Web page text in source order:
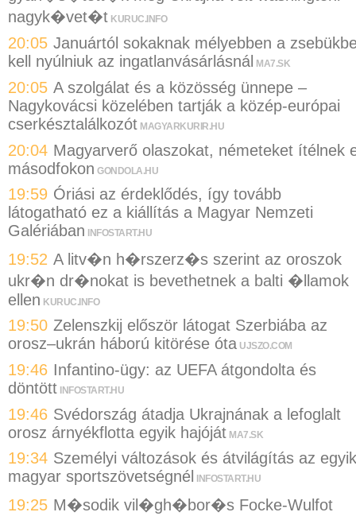
nagyk�vet�t KURUC.INFO
20:05 Januártól sokaknak mélyebben a
kell nyúlniuk az ingatlanvásárlásnál
MA7.SK
20:05 A szolgálat és a közösség ünnepe –
Nagykovácsi közelében tartják a közép-európai
cserkésztalálkozót MAGYARKURIR.HU
20:04 Magyarverő olaszokat, németeket ítélnek
másodfokon GONDOLA.HU
19:59 Óriási az érdeklődés, így tovább
látogatható ez a kiállítás a Magyar Nemzeti
Galériában
INFOSTART.HU
19:52 A litv�n h�rszerz�s szerint az oroszok
ukr�n dr�nokat is bevethetnek a balti �llamok
ellen KURUC.INFO
19:50 Zelenszkij először látogat Szerbiába az
orosz–ukrán háború kitörése óta UJSZO.COM
19:46 Infantino-ügy: az UEFA átgondolta és
döntött INFOSTART.HU
19:46 Svédország átadja Ukrajnának a lefoglalt
orosz árnyékflotta egyik hajóját MA7.SK
19:34 Személyi változások és átvilágítás az egyik
magyar sportszövetségnél
INFOSTART.HU
19:25 M�sodik vil�gh�bor�s Focke-Wulfot